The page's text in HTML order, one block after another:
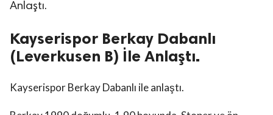
Anlaştı.
Kayserispor Berkay Dabanlı
(Leverkusen B) İle Anlaştı.
Kayserispor Berkay Dabanlı ile anlaştı.